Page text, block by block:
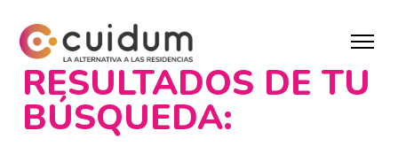
RESULTADOS DE TU
BÚSQUEDA: